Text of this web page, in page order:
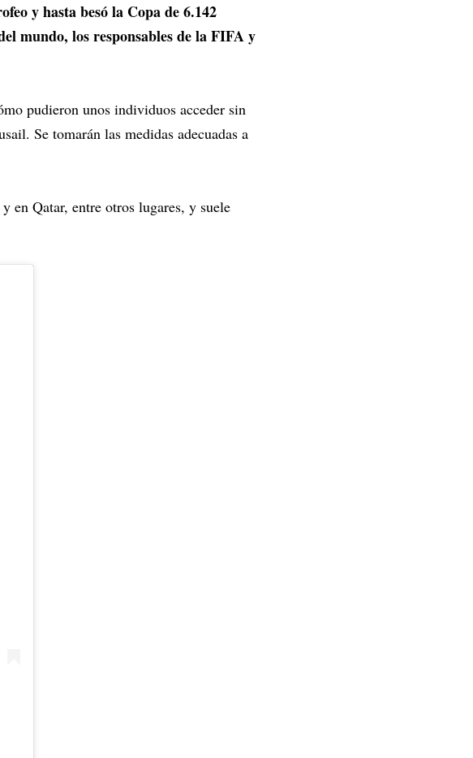
y hasta besó la Copa de 6.142
mundo, los responsables de la FIFA y
pudieron unos individuos acceder sin
Se tomarán las medidas adecuadas a
en Qatar, entre otros lugares, y suele